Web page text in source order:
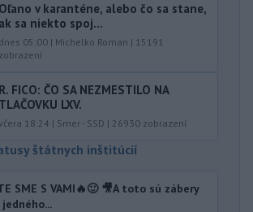
Oľano v karanténe, alebo čo sa stane,
ak sa niekto spoj...
dnes 05:00 | Michelko Roman | 15191
zobrazení
R. FICO: ČO SA NEZMESTILO NA
TLAČOVKU LXV.
18:24 | Smer - SSD | 26930 zobrazení
štátnych inštitúcií
SME S VAMI🔥🙂 🎥A toto sú zábery